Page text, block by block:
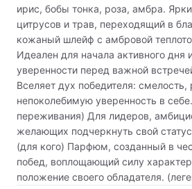
ирис, бобы тонка, роза, амбра.
цитрусов и трав, переходящий в
кожаный шлейф с амбровой
Идеален для начала активного дня
уверенности перед важной
Вселяет дух победителя: смелость,
непоколебимую уверенность в
переживания) Для лидеров,
желающих подчеркнуть свой
(для кого) Парфюм, созданный в
побед, воплощающий силу
положение своего обладателя.